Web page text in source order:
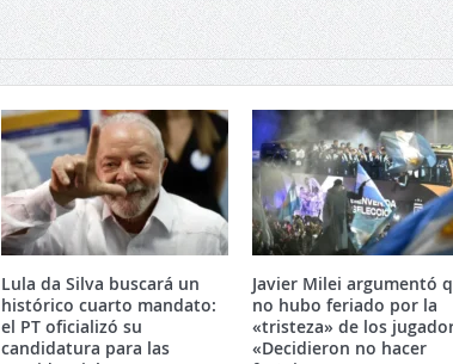
Lula da Silva buscará un
histórico cuarto mandato:
el PT oficializó su
candidatura para las
Javier Milei argumentó
no hubo feriado por la
«tristeza» de los
«Decidieron no hacer